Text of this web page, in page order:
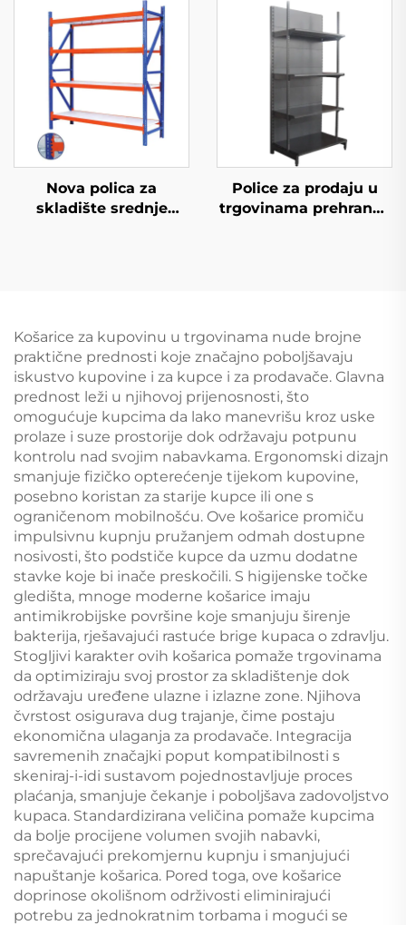
Nova polica za
skladište srednje
Police za prodaju u
trgovinama prehrane i
Košarice za kupovinu u trgovinama nude brojne
praktične prednosti koje značajno poboljšavaju
iskustvo kupovine i za kupce i za prodavače. Glavna
prednost leži u njihovoj prijenosnosti, što
omogućuje kupcima da lako manevrišu kroz uske
prolaze i suze prostorije dok održavaju potpunu
kontrolu nad svojim nabavkama. Ergonomski dizajn
smanjuje fizičko opterećenje tijekom kupovine,
posebno koristan za starije kupce ili one s
ograničenom mobilnošću. Ove košarice promiču
impulsivnu kupnju pružanjem odmah dostupne
nosivosti, što podstiče kupce da uzmu dodatne
stavke koje bi inače preskočili. S higijenske točke
gledišta, mnoge moderne košarice imaju
antimikrobijske površine koje smanjuju širenje
bakterija, rješavajući rastuće brige kupaca o zdravlju.
Stogljivi karakter ovih košarica pomaže trgovinama
da optimiziraju svoj prostor za skladištenje dok
održavaju uređene ulazne i izlazne zone. Njihova
čvrstost osigurava dug trajanje, čime postaju
ekonomična ulaganja za prodavače. Integracija
savremenih značajki poput kompatibilnosti s
skeniraj-i-idi sustavom pojednostavljuje proces
plaćanja, smanjuje čekanje i poboljšava zadovoljstvo
kupaca. Standardizirana veličina pomaže kupcima
da bolje procijene volumen svojih nabavki,
sprečavajući prekomjernu kupnju i smanjujući
napuštanje košarica. Pored toga, ove košarice
doprinose okolišnom održivosti eliminirajući
potrebu za jednokratnim torbama i mogući se